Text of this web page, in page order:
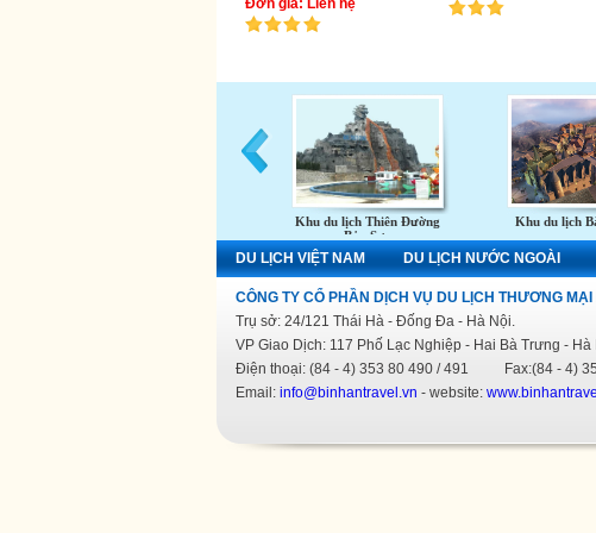
Đơn giá: Liên hệ
Khu du lịch Thiên Đường
Bảo Sơn
Khu du lịch
DU LỊCH VIỆT NAM DU LỊCH NƯỚC NGOÀI
CÔNG TY CỔ PHẦN DỊCH VỤ DU LỊCH THƯƠNG MẠI
Trụ sở: 24/121 Thái Hà - Đống Đa - Hà Nội.
VP Giao Dịch: 117 Phố Lạc Nghiệp - Hai Bà Trưng - Hà
Điện thoại: (84 - 4) 353 80 490 / 491 Fax:(84 - 4)
Email: info@binhantravel.vn - website: